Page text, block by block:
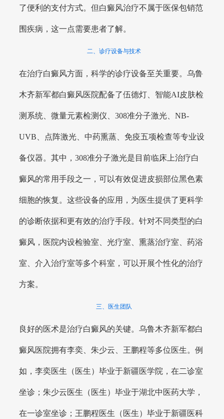
了便利的支付方式。但白癜风治疗不属于医保包销范
围疾病，这一点需要患者了解。
二、诊疗设备与技术
在治疗白癜风方面，科学的诊疗设备至关重要。乌鲁
木齐新军都白癜风医院配备了伍德灯、智能AI皮肤检
测系统、微量元素检测仪、308准分子激光、NB-
UVB、点阵激光、中药熏蒸、免疫五项检查等专业设
备仪器。其中，308准分子激光是目前临床上治疗白
癜风的常用手段之一，可以有效促进皮损部位黑色素
细胞的恢复。这些设备的应用，为医生提供了更科学
的诊断依据和更有效的治疗手段。针对不同类型的白
癜风，医院内设检验室、光疗室、熏蒸治疗室、药浴
室、介入治疗室等多个科室，可以开展个性化的治疗
方案。
三、医生团队
良好的医术是治疗白癜风的关键。乌鲁木齐新军都白
癜风医院拥有李奕、朱少云、王鹏程等多位医生。例
如，李奕医生（医生）毕业于新疆医学院，在二诊室
坐诊；朱少云医生（医生）毕业于湖北中医药大学，
在一诊室坐诊；王鹏程医生（医生）毕业于新疆医科